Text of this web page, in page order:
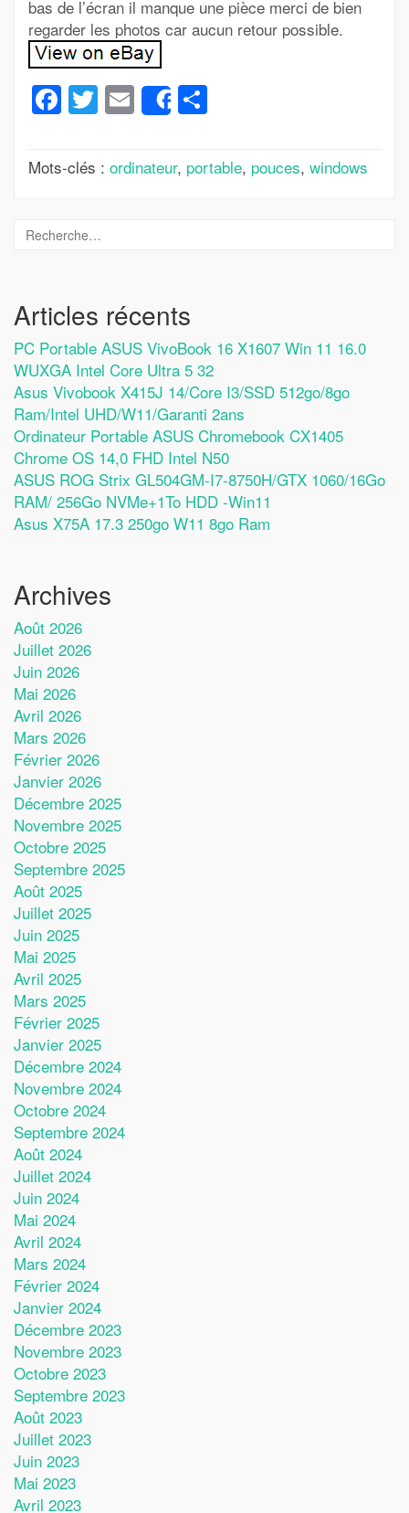
bas de l’écran il manque une pièce merci de bien
regarder les photos car aucun retour possible.
Facebook
Twitter
Email
Share
Mots-clés : ordinateur, portable, pouces, windows
Articles récents
PC Portable ASUS VivoBook 16 X1607 Win 11 16.0
WUXGA Intel Core Ultra 5 32
Asus Vivobook X415J 14/Core I3/SSD 512go/8go
Ram/Intel UHD/W11/Garanti 2ans
Ordinateur Portable ASUS Chromebook CX1405
Chrome OS 14,0 FHD Intel N50
ASUS ROG Strix GL504GM-I7-8750H/GTX 1060/16Go
RAM/ 256Go NVMe+1To HDD -Win11
Asus X75A 17.3 250go W11 8go Ram
Archives
Août 2026
Juillet 2026
Juin 2026
Mai 2026
Avril 2026
Mars 2026
Février 2026
Janvier 2026
Décembre 2025
Novembre 2025
Octobre 2025
Septembre 2025
Août 2025
Juillet 2025
Juin 2025
Mai 2025
Avril 2025
Mars 2025
Février 2025
Janvier 2025
Décembre 2024
Novembre 2024
Octobre 2024
Septembre 2024
Août 2024
Juillet 2024
Juin 2024
Mai 2024
Avril 2024
Mars 2024
Février 2024
Janvier 2024
Décembre 2023
Novembre 2023
Octobre 2023
Septembre 2023
Août 2023
Juillet 2023
Juin 2023
Mai 2023
Avril 2023